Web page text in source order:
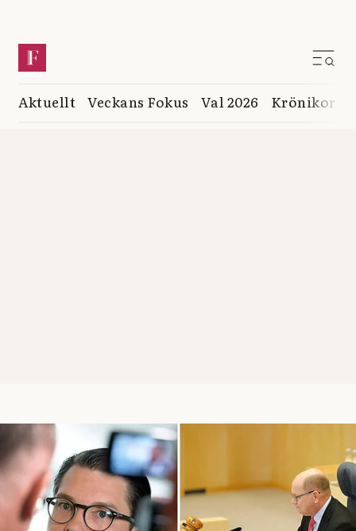
Aktuellt Veckans Fokus Val 2026 Krönikor